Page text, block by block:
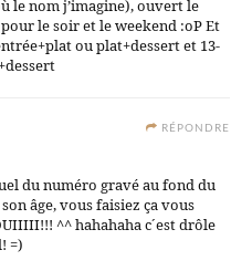
le nom j’imagine), ouvert le
le soir et le weekend :oP Et
ou plat+dessert et 13-
RÉPONDRE
du numéro gravé au fond du
âge, vous faisiez ça vous
^^ hahahaha c´est drôle
=)